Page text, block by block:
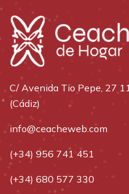
C/ Avenida Tio Pepe, 27
(Cádiz)
info@ceacheweb.com
(+34) 956 741 451
(+34) 680 577 330